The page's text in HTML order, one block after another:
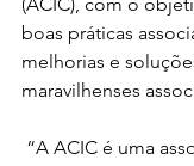
boas práticas
melhorias e
maravilhenses